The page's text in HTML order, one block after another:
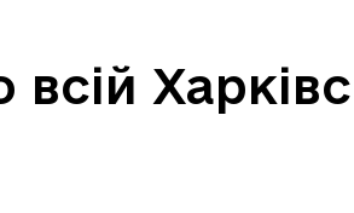
всій